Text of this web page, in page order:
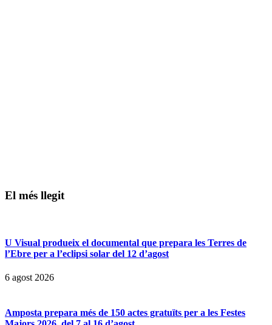
El més llegit
U Visual produeix el documental que prepara les Terres de
l’Ebre per a l’eclipsi solar del 12 d’agost
6 agost 2026
Amposta prepara més de 150 actes gratuïts per a les Festes